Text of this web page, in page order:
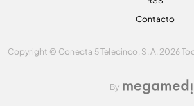
Contacto
Copyright © Conecta 5 Telecinco, S. A. 2026
By